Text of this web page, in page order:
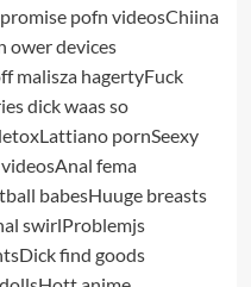
pofn videosChiina
ower devices
malisza hagertyFuck
dick waas so
pornSeexy
fema
babesHuuge breasts
swirlProblemjs
find goods